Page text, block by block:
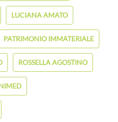
LUCIANA AMATO
PATRIMONIO IMMATERIALE
ROSSELLA AGOSTINO